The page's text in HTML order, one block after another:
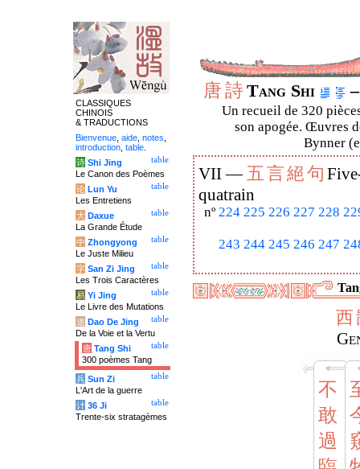
唐詩Tang Shi
Un recueil de 320
son apogée. Œuvres
Bynner
VII —五言絕句
quatrain
nº 224 225 226 227 228
243 244 245 246 247
西
不
敢
過
CLASSIQUES
CHINOIS
& TRADUCTIONS
Bienvenue aide notes
introduction table
table
诗 Shi Jing
Le Canon des Poèmes
table
论 Lun Yu
Les Entretiens
table
大 Daxue
La Grande Étude
table
中 Zhongyong
Le Juste Milieu
table
字 San Zi Jing
Les Trois Caractères
table
易 Yi Jing
Le Livre des Mutations
table
道 Dao De Jing
De la Voie et la Vertu
table
唐 Tang Shi
300 poèmes Tang
table
兵 Sun Zi
L'Art de la guerre
table
计 36 Ji
Trente-six stratagèmes